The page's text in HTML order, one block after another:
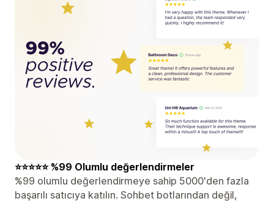
⭐⭐⭐⭐⭐ %99 Olumlu değerlendirmeler
%99 olumlu değerlendirmeye sahip 5000'den fazla
başarılı satıcıya katılın. Sohbet botlarından değil,